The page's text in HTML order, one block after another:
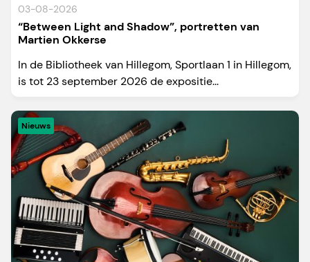
03-08-2026
“Between Light and Shadow”, portretten van
Martien Okkerse
In de Bibliotheek van Hillegom, Sportlaan 1 in Hillegom,
is tot 23 september 2026 de expositie...
Nieuws